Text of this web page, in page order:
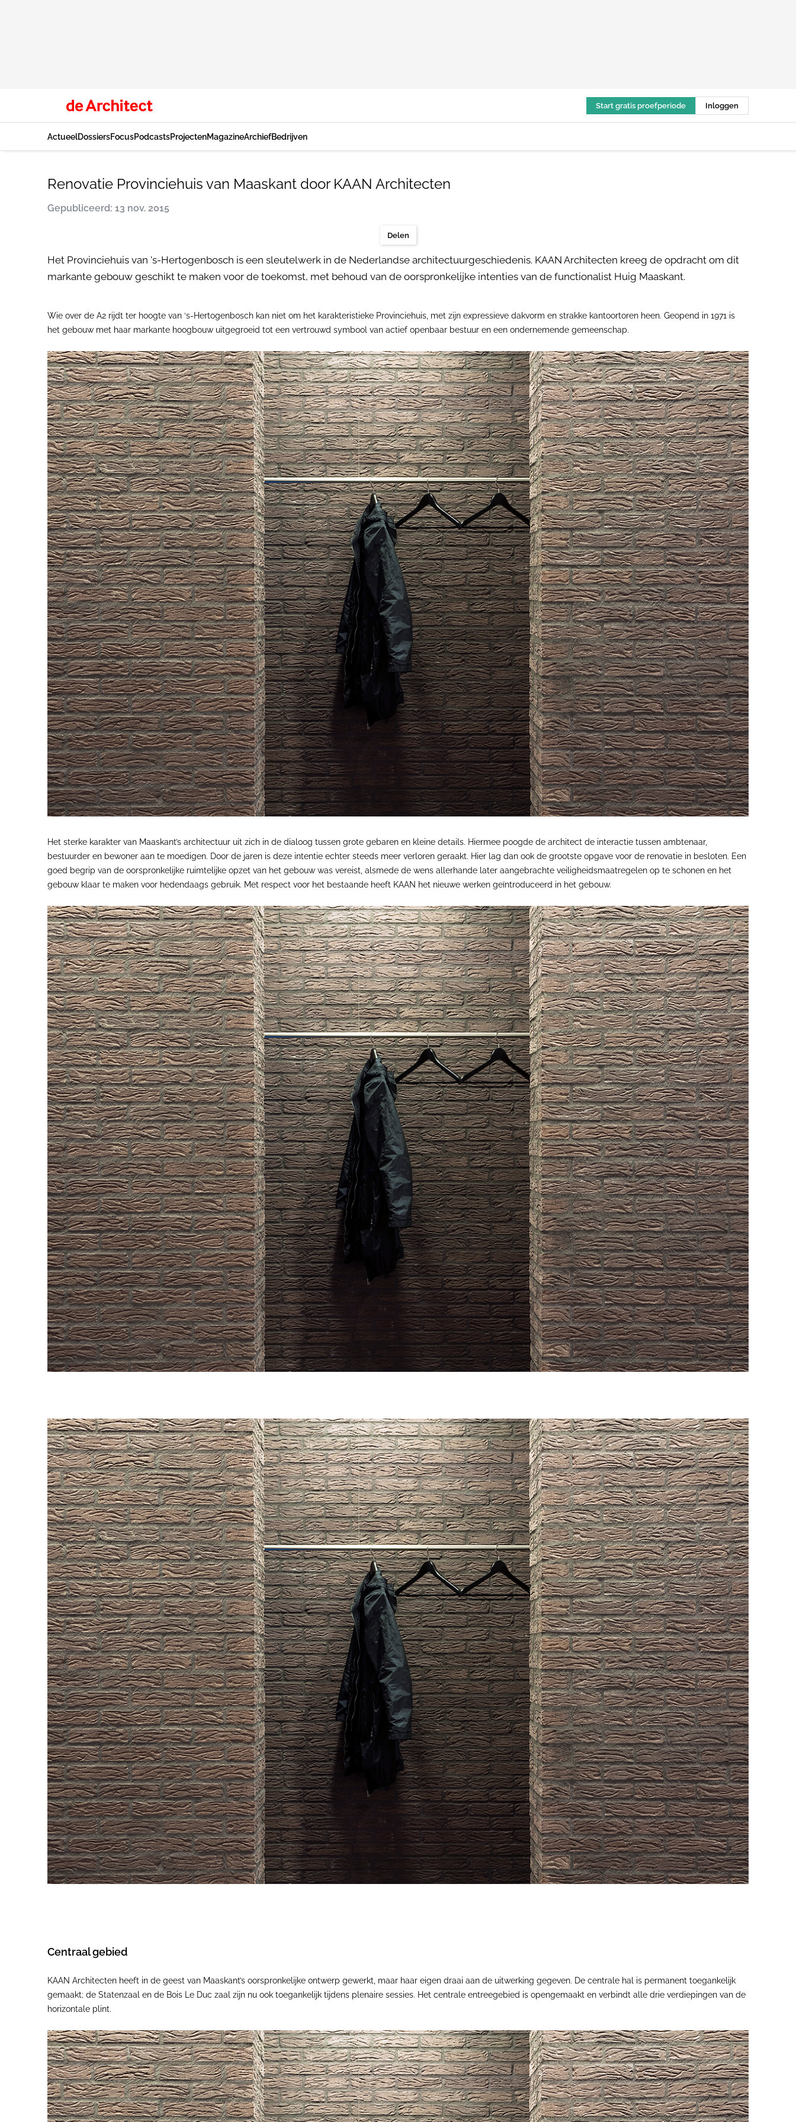
Start gratis proefperiode Inloggen
ActueelDossiersFocusPodcastsProjectenMagazineArchiefBedrijven
Renovatie Provinciehuis van Maaskant door KAAN Architecten
Gepubliceerd: 13 nov. 2015
Delen
Het Provinciehuis van 's-Hertogenbosch is een sleutelwerk in de Nederlandse architectuurgeschiedenis. KAAN Architecten kreeg de opdracht om dit
markante gebouw geschikt te maken voor de toekomst, met behoud van de oorspronkelijke intenties van de functionalist Huig Maaskant.
Wie over de A2 rijdt ter hoogte van ‘s-Hertogenbosch kan niet om het karakteristieke Provinciehuis, met zijn expressieve dakvorm en strakke kantoortoren heen. Geopend in 1971 is
het gebouw met haar markante hoogbouw uitgegroeid tot een vertrouwd symbool van actief openbaar bestuur en een ondernemende gemeenschap.
Het sterke karakter van Maaskant’s architectuur uit zich in de dialoog tussen grote gebaren en kleine details. Hiermee poogde de architect de interactie tussen ambtenaar,
bestuurder en bewoner aan te moedigen. Door de jaren is deze intentie echter steeds meer verloren geraakt. Hier lag dan ook de grootste opgave voor de renovatie in besloten. Een
goed begrip van de oorspronkelijke ruimtelijke opzet van het gebouw was vereist, alsmede de wens allerhande later aangebrachte veiligheidsmaatregelen op te schonen en het
gebouw klaar te maken voor hedendaags gebruik. Met respect voor het bestaande heeft KAAN het nieuwe werken geïntroduceerd in het gebouw.
Centraal gebied
KAAN Architecten heeft in de geest van Maaskant’s oorspronkelijke ontwerp gewerkt, maar haar eigen draai aan de uitwerking gegeven. De centrale hal is permanent toegankelijk
gemaakt; de Statenzaal en de Bois Le Duc zaal zijn nu ook toegankelijk tijdens plenaire sessies. Het centrale entreegebied is opengemaakt en verbindt alle drie verdiepingen van de
horizontale plint.